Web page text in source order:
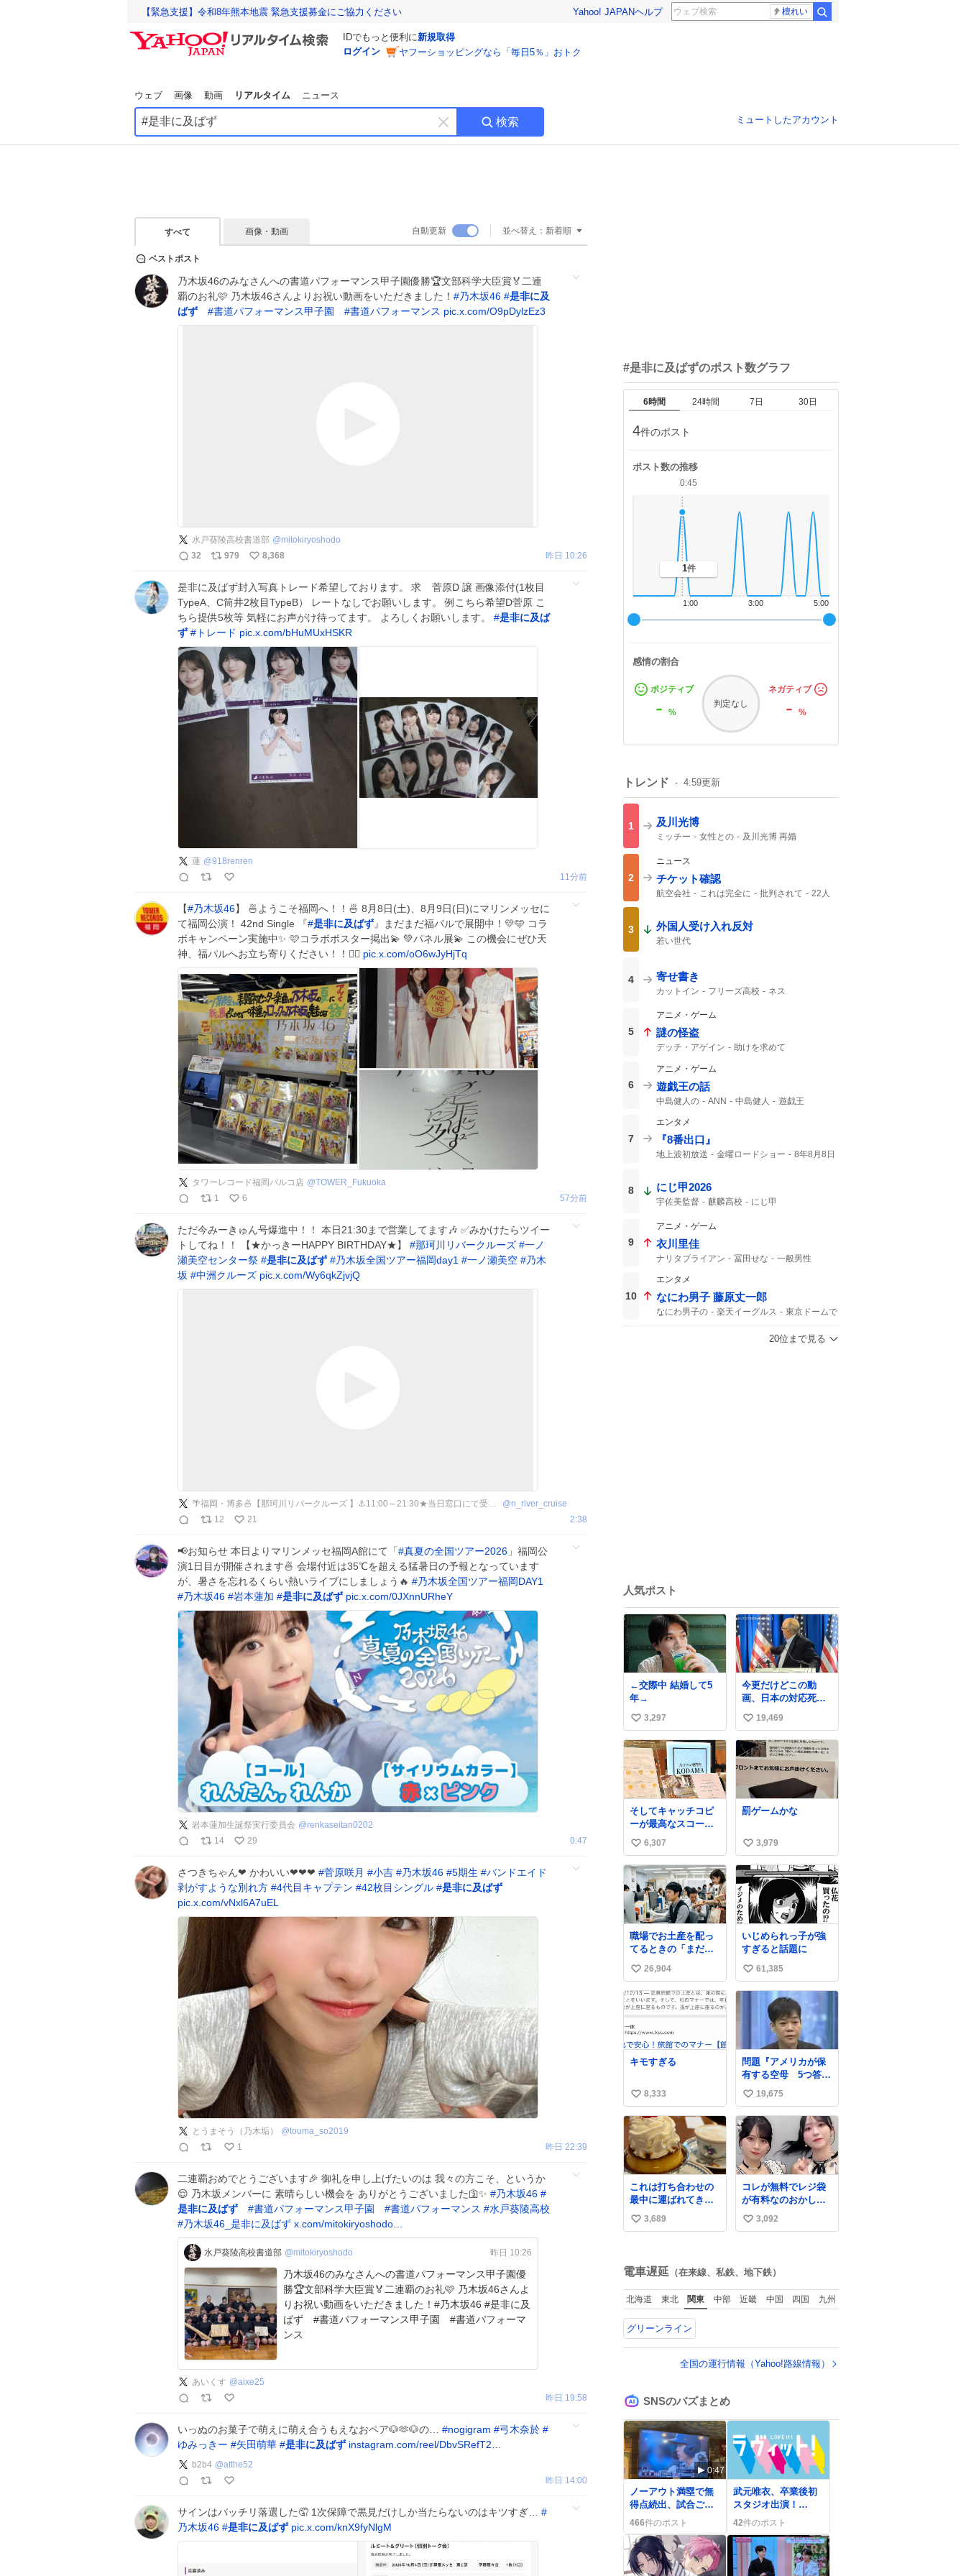
【緊急支援】令和8年熊本地震 緊急支援募金にご協力ください Yahoo! JAPANヘルプ 檀れい
IDでもっと便利に新規取得
ログイン
ヤフーショッピングなら「毎日5％」おトク
ウェブ 画像 動画 リアルタイム ニュース
キ
ー
す
検索 ミュートしたアカウント
すべて 画像・動画 自動更新 並べ替え： 新着順
ベストポスト
乃木坂46のみなさんへの書道パフォーマンス甲子園優勝🏆文部科学大臣賞🏅二連
覇のお礼🩷 乃木坂46さんよりお祝い動画をいただきました！ #乃木坂46 #是非に及
ばず
#書道パフォーマンス甲子園 #書道パフォーマンス pic.x.com/O9pDylzEz3
水戸葵陵高校書道部 @mitokiryoshodo
32
979 8,368 昨日 10:26
是非に及ばず封入写真トレード希望しております。 求 菅原D 譲 画像添付(1枚目
TypeA、C筒井2枚目TypeB） レートなしでお願いします。 例こちら希望D菅原 こ
ちら提供5枚等 気軽にお声がけ待ってます。 よろしくお願いします。 #是非に及ば
ず # トレード pic.x.com/bHuMUxHSKR
蓮 @918renren
11分前
【#乃木坂46】 🍜ようこそ福岡へ！！🍜 8月8日(土)、8月9日(日)にマリンメッセに
て福岡公演！ 42nd Single 『#是非に及ばず』まだまだ福パルで展開中！💛🩵 コラ
ボキャンペーン実施中✨ 🩷コラボポスター掲出💫 💚パネル展💫 この機会にぜひ天
神、福パルへお立ち寄りください！！💁‍♀️ pic.x.com/oO6wJyHjTq
タワーレコード福岡パルコ店 @TOWER_Fukuoka
1
6 57分前
ただ今みーきゅん号爆進中！！ 本日21:30まで営業してます🎶 ✅みかけたらツイー
トしてね！！ 【★かっきーHAPPY BIRTHDAY★】 #那珂川リバークルーズ #一ノ
瀬美空センター祭 #是非に及ばず #乃木坂全国ツアー福岡day1 #一ノ瀬美空 #乃木
坂 #中洲クルーズ pic.x.com/Wy6qkZjvjQ
🌴福岡・博多🍜【那珂川リバークルーズ 】⚓11:00～21:30★当日窓口にて受付⭕ @n_river_cruise
12
21 2:38
📢お知らせ 本日よりマリンメッセ福岡A館にて「 #真夏の全国ツアー2026 」福岡公
演1日目が開催されます🍜 会場付近は35℃を超える猛暑日の予報となっています
が、暑さを忘れるくらい熱いライブにしましょう🔥 #乃木坂全国ツアー福岡DAY1
#乃木坂46 #岩本蓮加 #是非に及ばず pic.x.com/0JXnnURheY
岩本蓮加生誕祭実行委員会 @renkaseitan0202
14
29 0:47
さつきちゃん❤ かわいい❤❤❤ #菅原咲月 #小吉 #乃木坂46 #5期生 #バンドエイド
剥がすような別れ方 #4代目キャプテン #42枚目シングル #是非に及ばず
pic.x.com/vNxl6A7uEL
とうまそう（乃木垢） @touma_so2019
1
昨日 22:39
二連覇おめでとうございます🎉 御礼を申し上げたいのは 我々の方こそ、というか
😌 乃木坂メンバーに 素晴らしい機会を ありがとうございました🛐✨ #乃木坂46 #
是非に及ばず
#書道パフォーマンス甲子園 #書道パフォーマンス #水戸葵陵高校
#乃木坂46_是非に及ばず x.com/mitokiryoshodo…
水戸葵陵高校書道部 @mitokiryoshodo 昨日 10:26
乃木坂46のみなさんへの書道パフォーマンス甲子園優
勝🏆文部科学大臣賞🏅二連覇のお礼🩷 乃木坂46さんよ
りお祝い動画をいただきました！#乃木坂46 #是非に及
ばず #書道パフォーマンス甲子園 #書道パフォーマ
ンス
あいくす @aixe25
昨日 19:58
いっぬのお菓子で萌えに萌え合うもえなおペア🐶🫶🐶の… #nogigram #弓木奈於 #
ゆみっきー #矢田萌華 #是非に及ばず instagram.com/reel/DbvSRefT2…
b2b4 @atthe52
昨日 14:00
サインはバッチリ落選した🤦 1次保障で黒見だけしか当たらないのはキツすぎ… #
乃木坂46 #是非に及ばず pic.x.com/knX9fyNlgM
#是非に及ばずのポスト数グラフ
6時間 24時間 7日 30日
4件のポスト
ポスト数の推移
5:00
3:00
1:00
0:45
1件
感情の割合
ポジティブ
- %
判定なし
ネガティブ
-%
トレンド 4:59更新
1 及川光博
ミッチー 女性との
及川光博 再婚
56歳
2
ニュース
チケット確認
航空会社 これは完全に 批判されて
22人
3 外国人受け入れ反対
若い世代
4 寄せ書き
カットイン フリーズ高校 ネス
5
アニメ・ゲーム
謎の怪盗
デッチ・アゲイン
助けを求めて
8時30分から
6
アニメ・ゲーム
遊戯王の話
中島健人の ANN 中島健人 遊戯王
7
エンタメ
『8番出口』
地上波初放送 金曜ロードショー
8年8月8日
8 にじ甲2026
宇佐美監督 麒麟高校 にじ甲
9
アニメ・ゲーム
衣川里佳
ナリタブライアン 冨田せな
一般男性
10
エンタメ
なにわ男子 藤原丈一郎
なにわ男子の 楽天イーグルス 東京ドームで
20位まで見る
人気ポスト
←交際中 結婚して5
年→
い
い
ね
数
3,297
今更だけどこの動
画、日本の対応死ぬ
ほど京都でおもしろ
い。 なんなら敬語で
丁寧に煽りまくって
るの好き。笑
い
い
ね
数
19,469
そしてキャッチコピ
ーが最高なスコーン
屋さんを見つけてし
まったので思わず買
い込んでしまった。
スコーンなんてパッ
サパサなほどええで
すからね。
い
い
ね
数
6,307
罰ゲームかな
い
い
ね
数
3,979
職場でお土産を配っ
てるときの「まだ気
づいてませんよ」的
な演技が毎回シンド
い。
い
い
ね
26,904
いじめられっ子が強
すぎると話題に
い
い
61,385
キモすぎる
い
い
ね
数
8,333
問題『アメリカが保
有する空母 5つ答え
よ』 名倉「ホンマご
めん、日本」
い
い
ね
数
19,675
これは打ち合わせの
最中に運ばれてきて
私の理性を根こそぎ
奪い去ったプリンの
い
数
3,689
コレが無料でレジ袋
が有料なのおかしい
って
い
数
3,092
電車遅延 （在来線、私鉄、地下鉄）
北海道 東北 関東 中部 近畿 中国 四国 九州
グリーンライン
全国の運行情報（Yahoo!路線情報）
SNSのバズまとめ
0:47
ノーアウト満塁で無
得点続出、試合ごと
にファンが「なん
で？」と嘆く
466件のポスト
武元唯衣、卒業後初
スタジオ出演！
TBS『ラヴィッ
ト！』で再登場にフ
ァン歓喜
42件のポスト